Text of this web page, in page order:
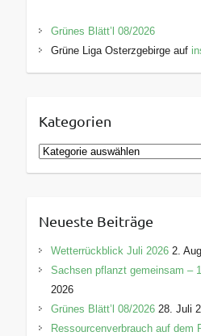
Grünes Blätt’l 08/2026
Grüne Liga Osterzgebirge auf
Kategorien
K
a
g
o
r
e
n
Neueste Beiträge
Wetterrückblick Juli 2026 2.
Sachsen pflanzt gemeinsam –
2026
Grünes Blätt’l 08/2026 28. Juli
Ressourcenverbrauch auf dem